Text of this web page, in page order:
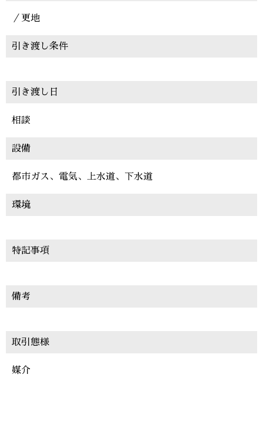
／更地
引き渡し条件
引き渡し日
相談
設備
都市ガス、電気、上水道、下水道
環境
特記事項
備考
取引態様
媒介